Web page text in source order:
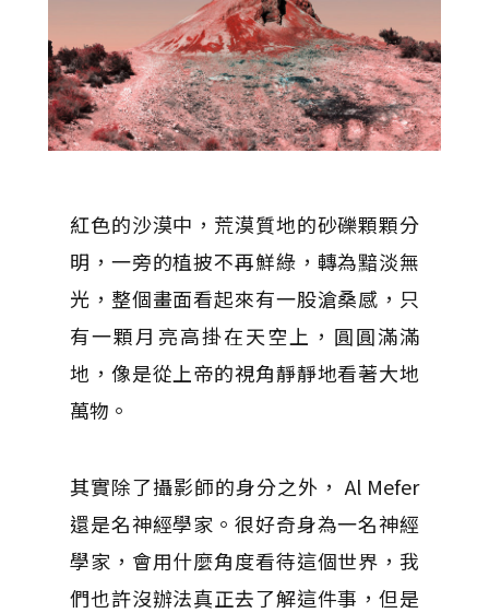
紅色的沙漠中，荒漠質地的砂礫顆顆分
明，一旁的植披不再鮮綠，轉為黯淡無
光，整個畫面看起來有一股滄桑感，只
有一顆月亮高掛在天空上，圓圓滿滿
地，像是從上帝的視角靜靜地看著大地
萬物。
其實除了攝影師的身分之外， Al Mefer
還是名神經學家。很好奇身為一名神經
學家，會用什麼角度看待這個世界，我
們也許沒辦法真正去了解這件事，但是